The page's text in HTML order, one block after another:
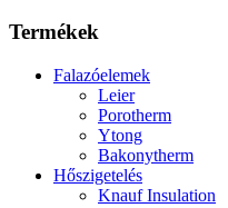
Termékek
Falazóelemek
Leier
Porotherm
Ytong
Bakonytherm
Hőszigetelés
Knauf Insulation